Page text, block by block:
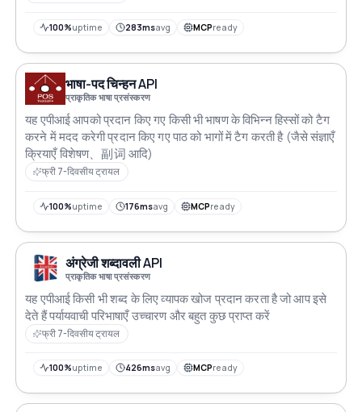
100%uptime 283msavg MCPready
भाषा-पद चिन्हन API
प्राकृतिक भाषा प्रसंस्करण
यह एपीआई आपको प्रदान किए गए किसी भी भाषण के विभिन्न हिस्सों को टैग
करने में मदद करेगी प्रदान किए गए पाठ को भागों में टैग करती है (जैसे संज्ञाएँ
क्रियाएँ विशेषण、副词 आदि)
फ्री 7-दिवसीय ट्रायल
100%uptime 176msavg MCPready
अंग्रेजी शब्दावली API
प्राकृतिक भाषा प्रसंस्करण
यह एपीआई किसी भी शब्द के लिए व्यापक खोज प्रदान करता है जो आप इसे
देते हैं पर्यायवाची परिभाषाएँ उच्चारण और बहुत कुछ प्राप्त करें
फ्री 7-दिवसीय ट्रायल
100%uptime 426msavg MCPready